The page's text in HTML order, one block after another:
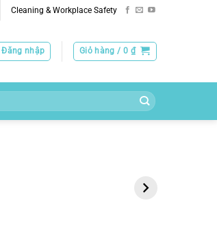
Cleaning & Workplace Safety
Đăng nhập Giỏ hàng / 0 ₫